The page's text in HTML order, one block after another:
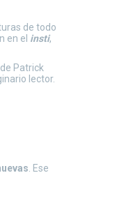
de todo
en el insti,
Patrick
lector.
. Ese